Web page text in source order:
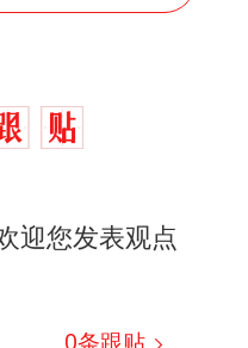
迎您发表观点